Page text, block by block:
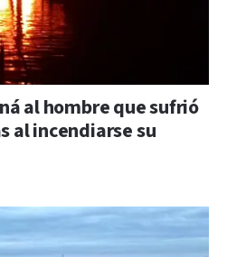
al hombre que sufrió
al incendiarse su